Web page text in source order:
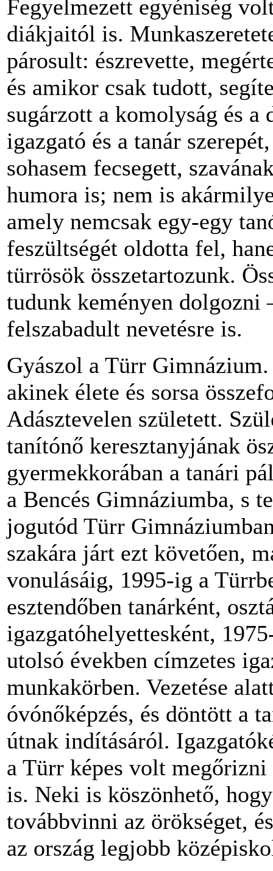
Fegyelmezett egyéniség
diákjaitól is.
párosult: észrevette,
és amikor csak tudott,
sugárzott a komolyság és
igazgató és a tanár
sohasem fecsegett,
humora is; nem is
amely nemcsak egy-egy
feszültségét oldotta fel,
türrösök összetartozunk.
tudunk keményen dolgozni
felszabadult nevetésre is.
Gyászol a Türr
akinek élete és sorsa
Adásztevelen született.
tanítónő keresztanyjának
gyermekkorában a tanári
a Bencés Gimnáziumba, s
jogutód Türr
szakára járt ezt követően,
vonulásáig, 1995-ig a
esztendőben tanárként,
igazgatóhelyettesként,
utolsó években címzetes
munkakörben. Vezetése
óvónőképzés, és döntött a
útnak indításáról.
a Türr képes volt
is. Neki is köszönhető,
továbbvinni az örökséget,
az ország legjobb